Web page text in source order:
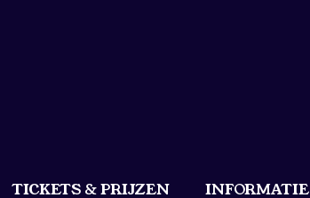
TICKETS & PRIJZEN INFORMATIE